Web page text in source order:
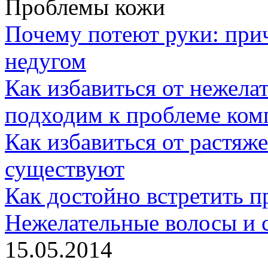
Проблемы кожи
Почему потеют руки:
недугом
Как избавиться от
подходим к проблеме
Как избавиться от
существуют
Как достойно встретить
Нежелательные волосы и
15.05.2014